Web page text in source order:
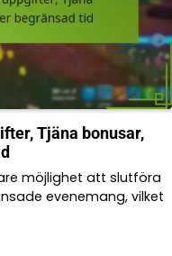
Tjäna bonusar,
möjlighet att slutföra
evenemang, vilket